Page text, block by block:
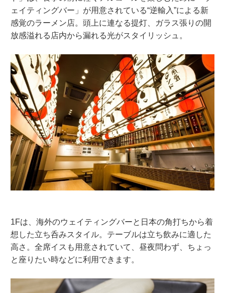
ェイティングバー」が用意されている“逆輸入”による新
感覚のラーメン店。頭上に連なる提灯、ガラス張りの開
放感溢れる店内から漏れる光がスタイリッシュ。
1Fは、海外のウェイティングバーと日本の角打ちから着
想した立ち呑みスタイル。テーブルは立ち飲みに適した
高さ。全席イスも用意されていて、昼夜問わず、ちょっ
と座りたい時などに利用できます。